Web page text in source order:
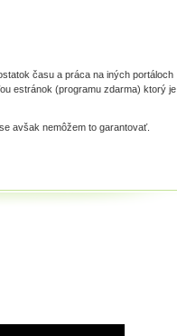
času a práca na iných portáloch
estránok (programu zdarma) ktorý je
avšak nemôžem to garantovať.